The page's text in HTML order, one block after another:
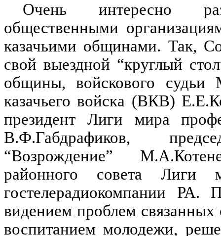
Очень интересно
общественными
казачьими общинами. Так,
свой выездной “круглый
общины, войскового судьи
казачьего войска (ВКВ)
президент Лиги мира
В.Ф.Габдрафиков,
“Возрождение”
районного совета Лиги
гостелерадиокомпании РА.
видением проблем
воспитанием молодежи,